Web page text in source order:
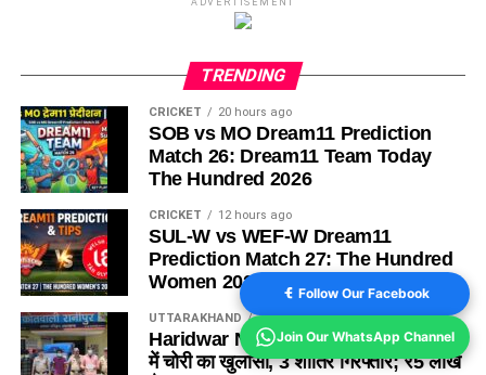
TRENDING
CRICKET 20 hours ago
SOB vs MO Dream11 Prediction
Match 26: Dream11 Team Today
The Hundred 2026
CRICKET 12 hours ago
SUL-W vs WEF-W Dream11
Prediction Match 27: The Hundred
Women 2026
UTTARAKHAND 12 hours ago
Haridwar News: कांवड़ मेले के बीच दो घरों
में चोरी का खुलासा, 3 शातिर गिरफ्तार; ₹5 लाख
Follow Our Facebook
Join Our WhatsApp Channel